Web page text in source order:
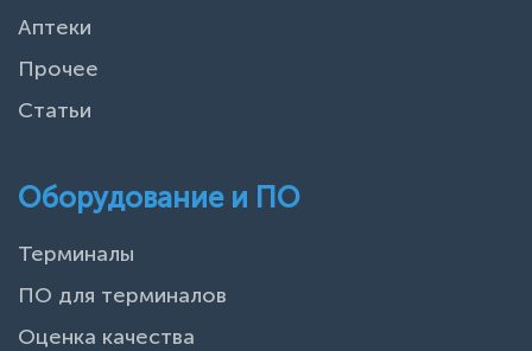
Аптеки
Прочее
Статьи
Оборудование и ПО
Терминалы
ПО для терминалов
Оценка качества